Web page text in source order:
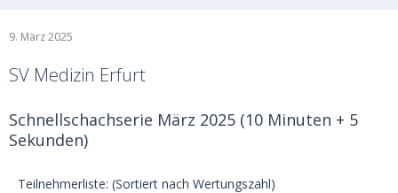
9. März 2025
SV Medizin Erfurt
Schnellschachserie März 2025 (10 Minuten + 5
Sekunden)
Teilnehmerliste: (Sortiert nach Wertungszahl)